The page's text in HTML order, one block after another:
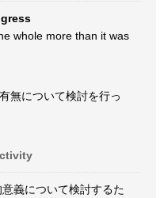
whole more than it was
無について検討を行っ
義について検討するた